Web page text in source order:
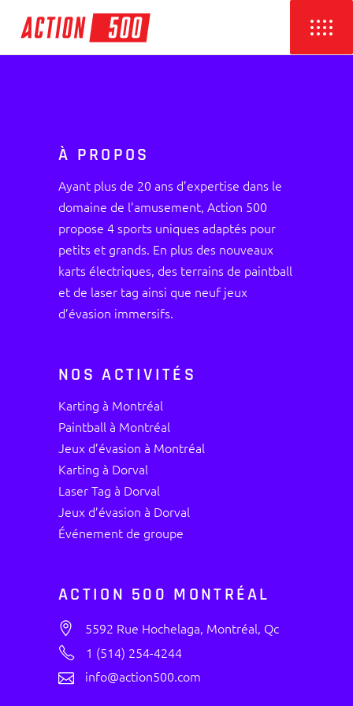
À PROPOS
Ayant plus de 20 ans d’expertise dans le
domaine de l’amusement, Action 500
propose 4 sports uniques adaptés pour
petits et grands. En plus des nouveaux
karts électriques, des terrains de paintball
et de laser tag ainsi que neuf jeux
d’évasion immersifs.
NOS ACTIVITÉS
Karting à Montréal
Paintball à Montréal
Jeux d’évasion à Montréal
Karting à Dorval
Laser Tag à Dorval
Jeux d’évasion à Dorval
Événement de groupe
ACTION 500 MONTRÉAL
5592 Rue Hochelaga, Montréal, Qc
1 (514) 254-4244
info@action500.com